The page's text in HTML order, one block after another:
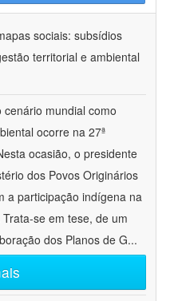
sociais: subsídios
territorial e ambiental
mundial como
ocorre na 27ª
ocasião, o presidente
dos Povos Originários
a participação indígena na
se em tese, de um
dos Planos de G...